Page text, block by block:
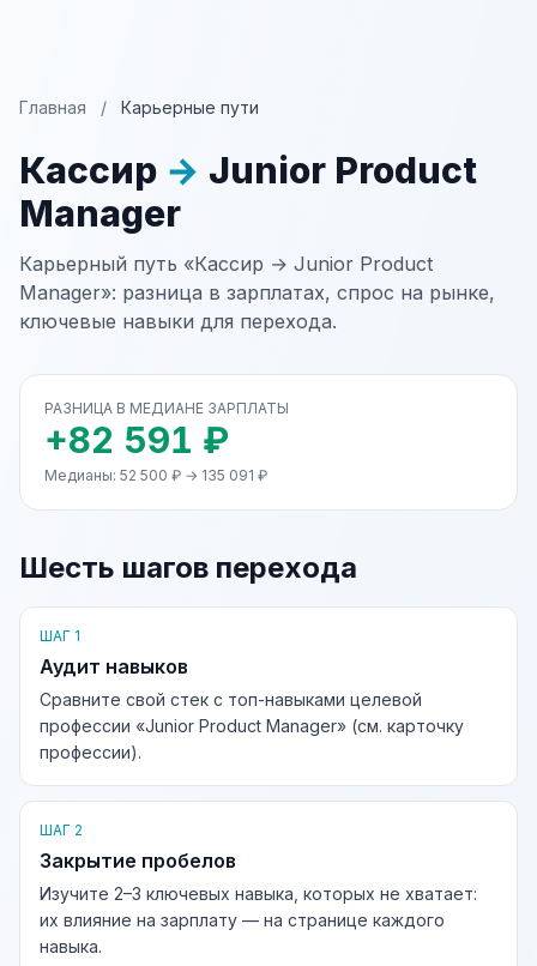
Главная / Карьерные пути
Кассир → Junior Product
Manager
Карьерный путь «Кассир → Junior Product
Manager»: разница в зарплатах, спрос на рынке,
ключевые навыки для перехода.
РАЗНИЦА В МЕДИАНЕ ЗАРПЛАТЫ
+82 591 ₽
Медианы: 52 500 ₽ → 135 091 ₽
Шесть шагов перехода
ШАГ 1
Аудит навыков
Сравните свой стек с топ-навыками целевой
профессии «Junior Product Manager» (см. карточку
профессии).
ШАГ 2
Закрытие пробелов
Изучите 2–3 ключевых навыка, которых не хватает:
их влияние на зарплату — на странице каждого
навыка.